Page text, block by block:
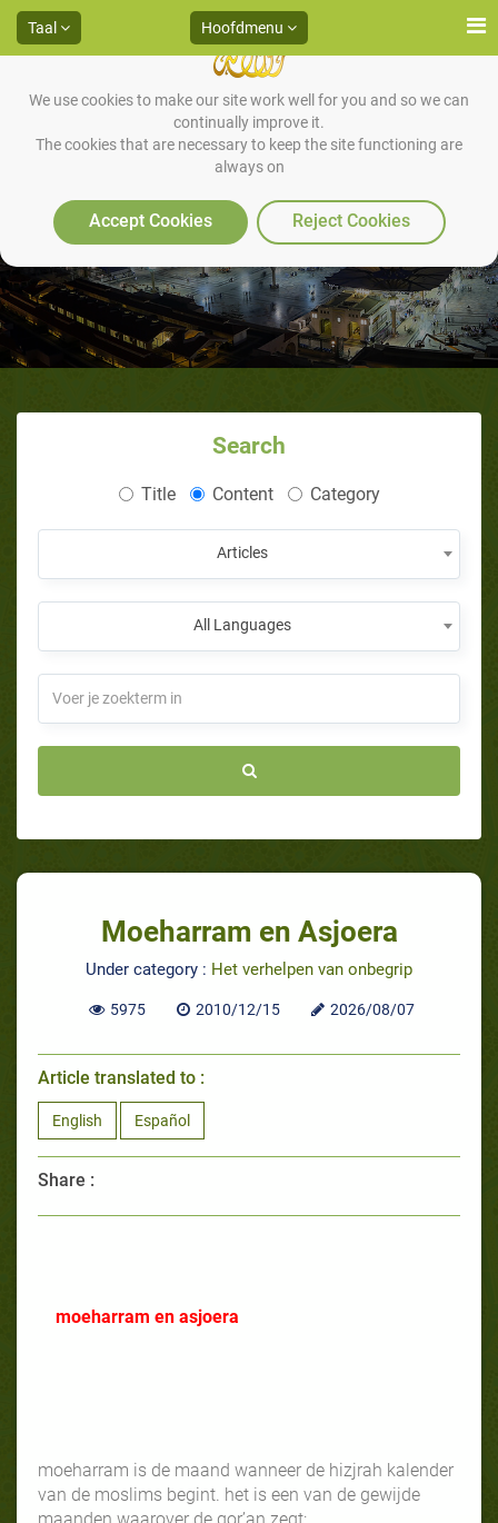
We use cookies to make our site work well for you and so we can
continually improve it.
The cookies that are necessary to keep the site functioning are
always on
Accept Cookies Reject Cookies
Taal Hoofdmenu
Moeharram en Asjoera
Search
Title Content Category
Articles
All Languages
Moeharram en Asjoera
Under category : Het verhelpen van onbegrip
5975 2010/12/15 2026/08/07
Article translated to :
English Español
Share :
moeharram en asjoera
moeharram is de maand wanneer de hizjrah kalender
van de moslims begint. het is een van de gewijde
maanden waarover de qor’an zegt: